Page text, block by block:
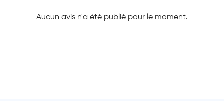
Aucun avis n'a été publié pour le moment.